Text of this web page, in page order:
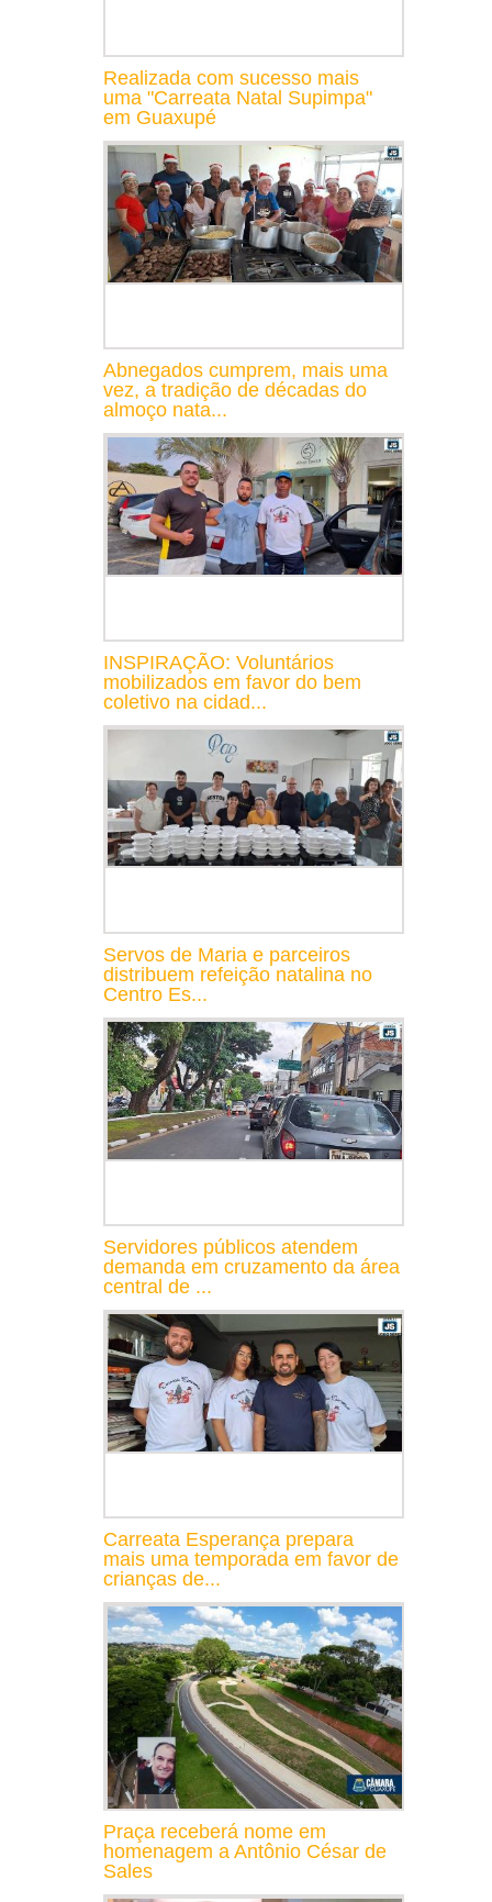
Realizada com sucesso mais
uma "Carreata Natal Supimpa"
em Guaxupé
Abnegados cumprem, mais uma
vez, a tradição de décadas do
almoço nata...
INSPIRAÇÃO: Voluntários
mobilizados em favor do bem
coletivo na cidad...
Servos de Maria e parceiros
distribuem refeição natalina no
Centro Es...
Servidores públicos atendem
demanda em cruzamento da área
central de ...
Carreata Esperança prepara
mais uma temporada em favor de
crianças de...
Praça receberá nome em
homenagem a Antônio César de
Sales